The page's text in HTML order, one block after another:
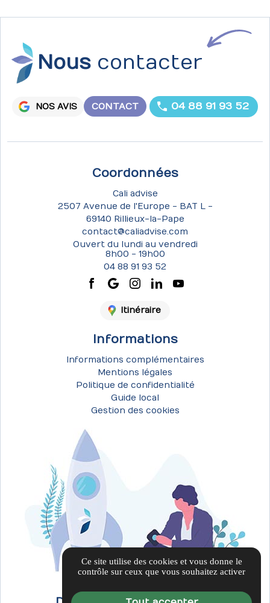
Nous contacter
NOS AVIS CONTACT 04 88 91 93 52
Coordonnées
Cali advise
2507 Avenue de l'Europe - BAT L -
69140 Rillieux-la-Pape
contact@caliadvise.com
Ouvert du lundi au vendredi
8h00 - 19h00
04 88 91 93 52
Itinéraire
Informations
Informations complémentaires
Mentions légales
Politique de confidentialité
Guide local
Gestion des cookies
Ce site utilise des cookies et vous donne le
contrôle sur ceux que vous souhaitez activer